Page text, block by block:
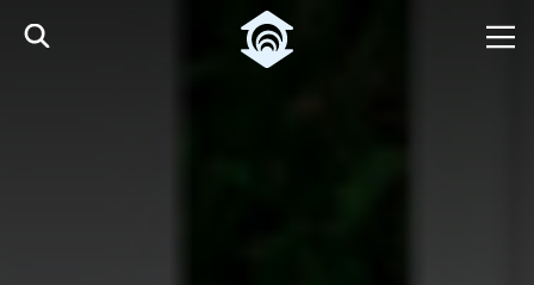
Pular para o Conteúdo principal